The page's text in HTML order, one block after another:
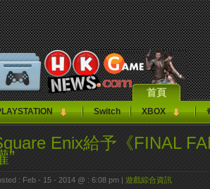
首頁
Switch XBOX
Enix給予《FINAL
”
: Feb - 15 - 2014 @ : 6:08 pm | 遊戲綜合資訊